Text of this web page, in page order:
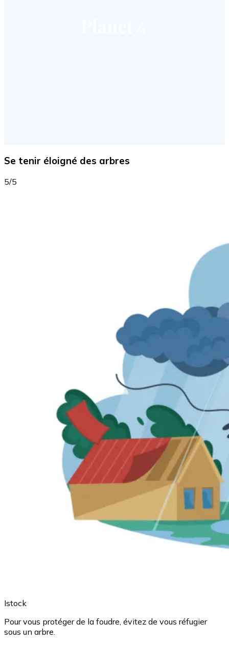
Se tenir éloigné des arbres
5/5
Istock
Pour vous protéger de la foudre, évitez de vous réfugier
sous un arbre.